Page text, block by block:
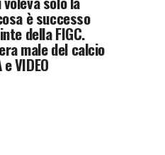
è successo
della FIGC.
male del calcio
VIDEO